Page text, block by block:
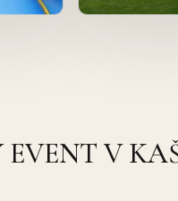
EVENT V